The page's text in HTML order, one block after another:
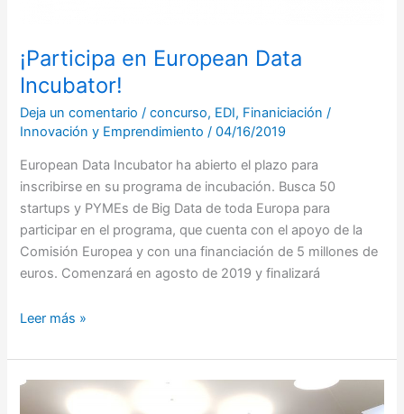
¡Participa en European Data
Incubator!
Deja un comentario /concurso, EDI, Finaniciación /
Innovación y Emprendimiento /04/16/2019
European Data Incubator ha abierto el plazo para
inscribirse en su programa de incubación. Busca 50
startups y PYMEs de Big Data de toda Europa para
participar en el programa, que cuenta con el apoyo de la
Comisión Europea y con una financiación de 5 millones de
euros. Comenzará en agosto de 2019 y finalizará
Leer más »
Presentación